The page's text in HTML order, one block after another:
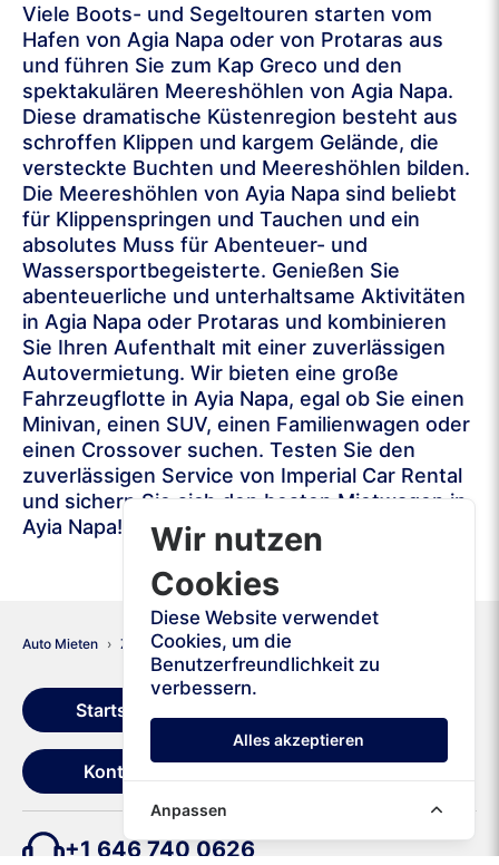
Viele Boots- und Segeltouren starten vom
Hafen von Agia Napa oder von Protaras aus
und führen Sie zum Kap Greco und den
spektakulären Meereshöhlen von Agia Napa.
Diese dramatische Küstenregion besteht aus
schroffen Klippen und kargem Gelände, die
versteckte Buchten und Meereshöhlen bilden.
Die Meereshöhlen von Ayia Napa sind beliebt
für Klippenspringen und Tauchen und ein
absolutes Muss für Abenteuer- und
Wassersportbegeisterte. Genießen Sie
abenteuerliche und unterhaltsame Aktivitäten
in Agia Napa oder Protaras und kombinieren
Sie Ihren Aufenthalt mit einer zuverlässigen
Autovermietung. Wir bieten eine große
Fahrzeugflotte in Ayia Napa, egal ob Sie einen
Minivan, einen SUV, einen Familienwagen oder
einen Crossover suchen. Testen Sie den
zuverlässigen Service von Imperial Car Rental
und sichern Sie sich den besten Mietwagen in
Ayia Napa!
Auto Mieten Zypern Ayia Napa
Startseite
Kontakt
+1 646 740 0626
Wir nutzen
Cookies
Diese Website verwendet
Cookies, um die
Benutzerfreundlichkeit zu
verbessern.
Alles akzeptieren
Anpassen